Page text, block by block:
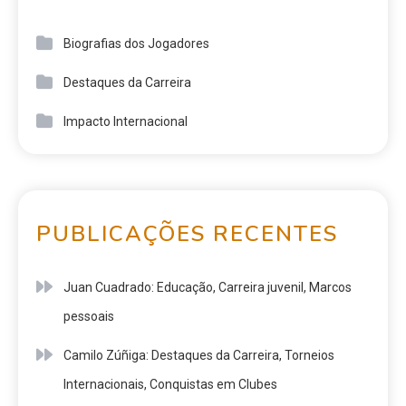
Biografias dos Jogadores
Destaques da Carreira
Impacto Internacional
PUBLICAÇÕES RECENTES
Juan Cuadrado: Educação, Carreira juvenil, Marcos
pessoais
Camilo Zúñiga: Destaques da Carreira, Torneios
Internacionais, Conquistas em Clubes